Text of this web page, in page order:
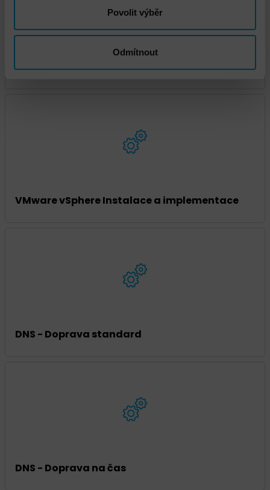
Povolit výběr
Odmítnout
VMware Infrastructure Health Check
VMware vSphere Instalace a implementace
DNS - Doprava standard
DNS - Doprava na čas